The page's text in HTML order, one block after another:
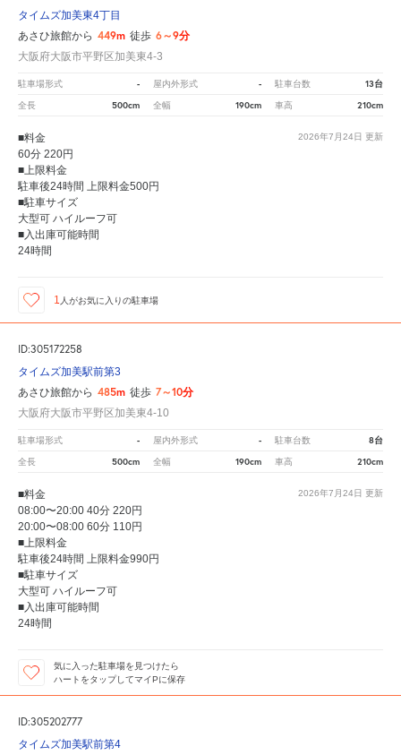
タイムズ加美東4丁目
あさひ旅館から 449m 徒歩 6～9分
大阪府大阪市平野区加美東4-3
駐車場形式 - 屋内外形式 - 駐車台数 13台
全長 500cm 全幅 190cm 車高 210cm
2026年7月24日 更新
■料金
60分 220円
■上限料金
駐車後24時間 上限料金500円
■駐車サイズ
大型可 ハイルーフ可
■入出庫可能時間
24時間
1 人がお気に入りの駐車場
ID:305172258
タイムズ加美駅前第3
あさひ旅館から 485m 徒歩 7～10分
大阪府大阪市平野区加美東4-10
駐車場形式 - 屋内外形式 - 駐車台数 8台
全長 500cm 全幅 190cm 車高 210cm
2026年7月24日 更新
■料金
08:00〜20:00 40分 220円
20:00〜08:00 60分 110円
■上限料金
駐車後24時間 上限料金990円
■駐車サイズ
大型可 ハイルーフ可
■入出庫可能時間
24時間
気に入った駐車場を見つけたら
ハートをタップしてマイPに保存
ID:305202777
タイムズ加美駅前第4